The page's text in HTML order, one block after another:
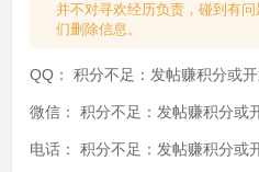
并不对寻欢经历负责，碰到有
们删除信息。
QQ： 积分不足：发帖赚积分或开
微信： 积分不足：发帖赚积分或
电话： 积分不足：发帖赚积分或